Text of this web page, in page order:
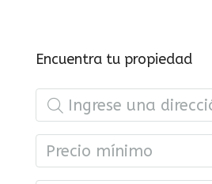
Encuentra tu propiedad